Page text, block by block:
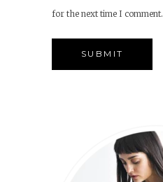
for the next time I comment.